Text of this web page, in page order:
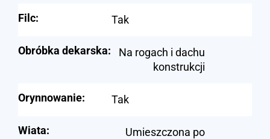
Filc: Tak
Obróbka dekarska:
Na rogach i dachu
konstrukcji
Orynnowanie: Tak
Wiata:
Umieszczona po